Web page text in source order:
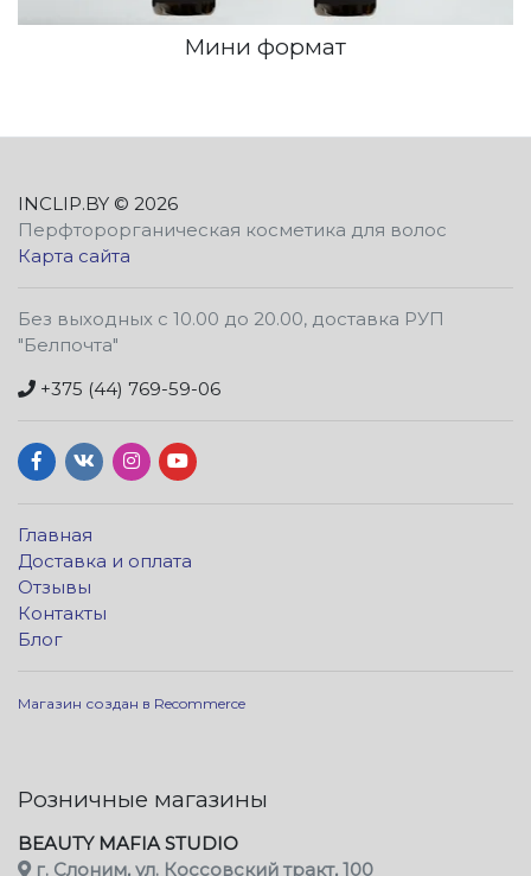
Мини формат
INCLIP.BY © 2026
Перфторорганическая косметика для волос
Карта сайта
Без выходных с 10.00 до 20.00, доставка РУП
"Белпочта"
+375 (44) 769-59-06
Главная
Доставка и оплата
Отзывы
Контакты
Блог
Магазин создан в Recommerce
Розничные магазины
BEAUTY MAFIA STUDIO
г. Слоним, ул. Коссовский тракт, 100